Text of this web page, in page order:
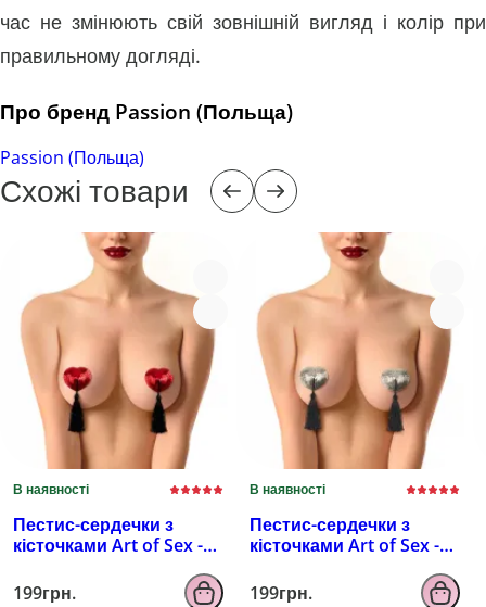
час не змінюють свій зовнішній вигляд і колір при
правильному догляді.
Про бренд Passion (Польща)
Passion (Польща)
Схожі товари
В наявності
Пестис-сердечки з
кісточками Art of Sex -
червоний
199грн.
В наявності
Пестис-сердечки з
кісточками Art of Sex -
серебро
199грн.